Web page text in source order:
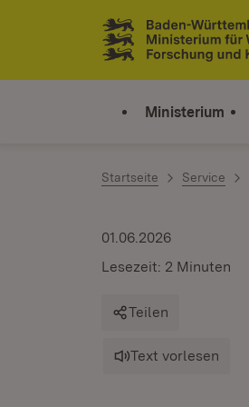
Zum Inhalt springen
Link zur Startseite
Ministerium
Startseite Service
01.06.2026
Lesezeit: 2 Minuten
Teilen
Text vorlesen